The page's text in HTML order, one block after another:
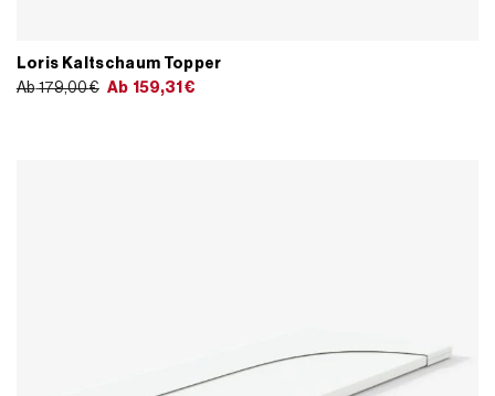
Loris Kaltschaum Topper
Ab 179,00€ Ab 159,31 €